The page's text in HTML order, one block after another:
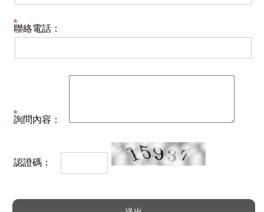
聯絡電話：
詢問內容：
認證碼：